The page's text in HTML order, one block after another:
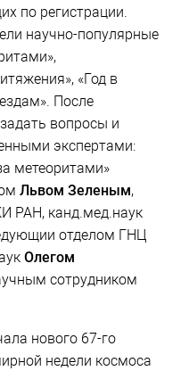
по регистрации.
научно-популярные
«Год в
После
вопросы и
экспертами:
метеоритами»
Львом Зеленым,
РАН, канд.мед.наук
отделом ГНЦ
Олегом
сотрудником
нового 67-го
недели космоса